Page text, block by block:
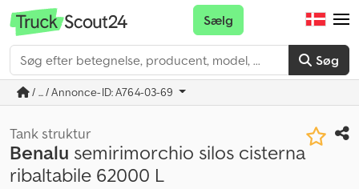
Søg
Sælg
/ ... / Annonce-ID: A764-03-69
Tank struktur
Benalu semirimorchio silos cisterna
ribaltabile 62000 L